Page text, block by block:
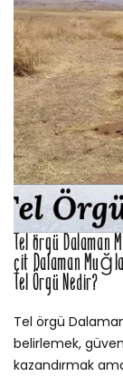
Tel örgü
çit Dalaman Muğla
Tel Örgü Nedir?
Tel örgü
belirlemek,
kazandırmak